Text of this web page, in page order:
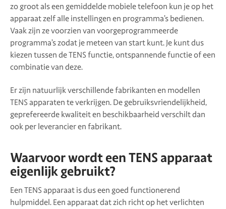
zo groot als een gemiddelde mobiele telefoon kun je op het
apparaat zelf alle instellingen en programma’s bedienen.
Vaak zijn ze voorzien van voorgeprogrammeerde
programma’s zodat je meteen van start kunt. Je kunt dus
kiezen tussen de TENS functie, ontspannende functie of een
combinatie van deze.
Er zijn natuurlijk verschillende fabrikanten en modellen
TENS apparaten te verkrijgen. De gebruiksvriendelijkheid,
geprefereerde kwaliteit en beschikbaarheid verschilt dan
ook per leverancier en fabrikant.
Waarvoor wordt een TENS apparaat
eigenlijk gebruikt?
Een TENS apparaat is dus een goed functionerend
hulpmiddel. Een apparaat dat zich richt op het verlichten